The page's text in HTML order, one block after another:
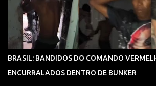
BRASIL: BANDIDOS DO COMANDO
ENCURRALADOS DENTRO DE BUNKER